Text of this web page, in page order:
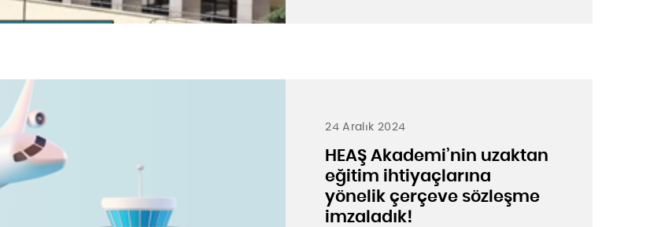
24 Aralık 2024
HEAŞ Akademi’nin uzaktan
eğitim ihtiyaçlarına
yönelik çerçeve sözleşme
imzaladık!